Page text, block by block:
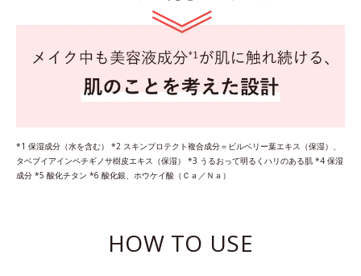
*1 保湿成分（水を含む） *2 スキンプロテクト複合成分＝ビルベリー葉エキス（保湿）、
タベブイアインペチギノサ樹皮エキス（保湿） *3 うるおって明るくハリのある肌 *4 保湿
成分 *5 酸化チタン *6 酸化銀、ホウケイ酸（Ｃａ／Ｎａ）
HOW TO USE